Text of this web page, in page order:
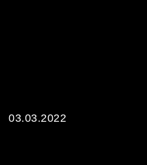
03.03.2022